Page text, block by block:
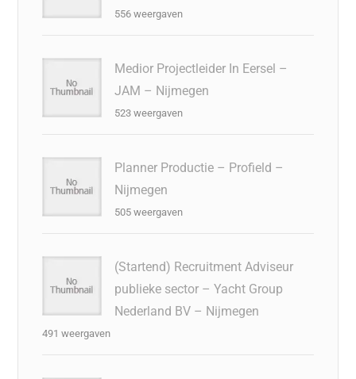
556 weergaven
Medior Projectleider In Eersel –
JAM – Nijmegen
523 weergaven
Planner Productie – Profield –
Nijmegen
505 weergaven
(Startend) Recruitment Adviseur
publieke sector – Yacht Group
Nederland BV – Nijmegen
491 weergaven